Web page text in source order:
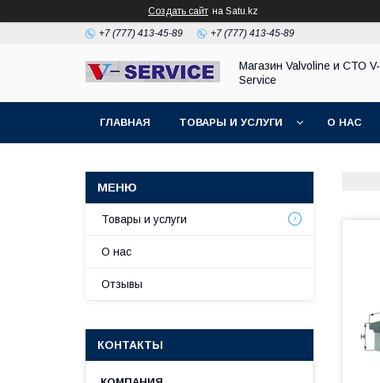
Создать сайт на Satu.kz
+7 (777) 413-45-89 +7 (777) 413-45-89
Магазин Valvoline и СТО V-
Service
ГЛАВНАЯ ТОВАРЫ И УСЛУГИ О НАС
Товары и услуги
О нас
Отзывы
КОНТАКТЫ